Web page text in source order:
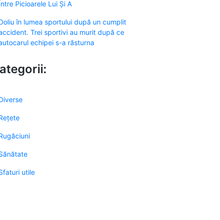
Picioarele Lui Și A
în lumea sportului după un cumplit
Trei sportivi au murit după ce
echipei s-a răsturna
utile